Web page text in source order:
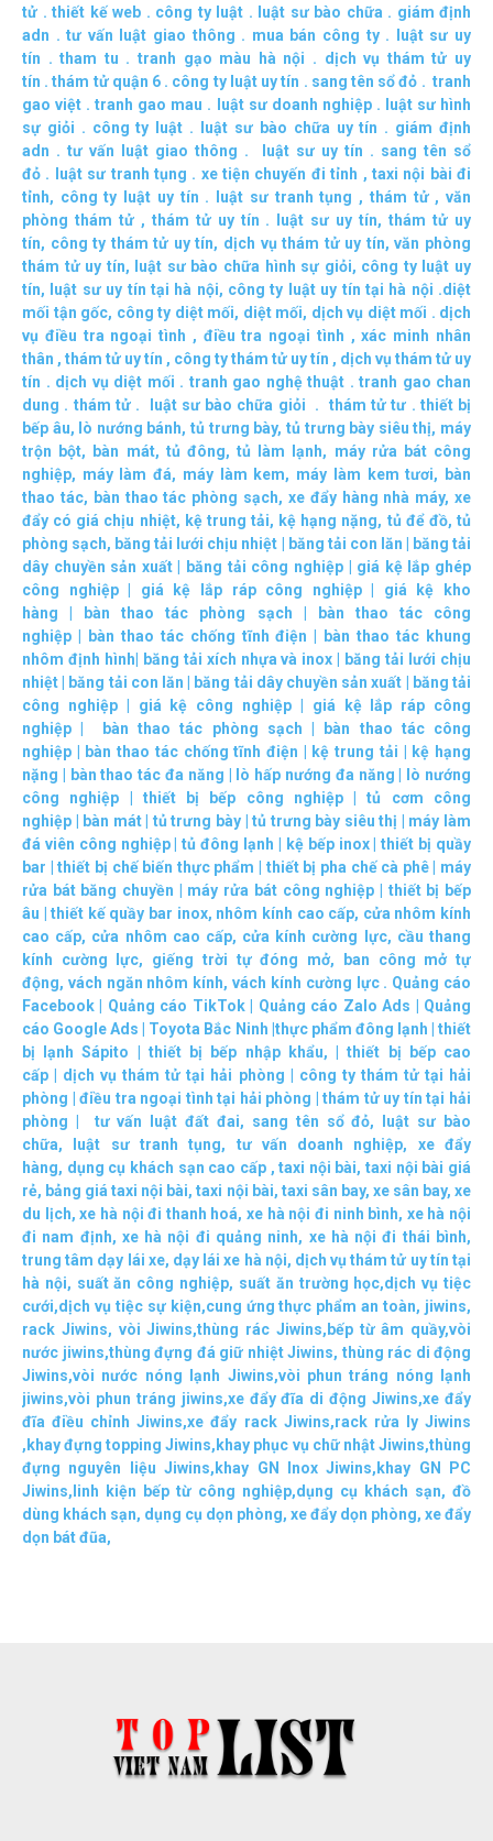
tử . thiết kế web . công ty luật . luật sư bào chữa . giám định
adn .tư vấn luật giao thông . mua bán công ty.
luật sư uy
tín .tham tu .tranh gạo màu hà nội . dịch vụ thám tử uy
tín .thám tử quận 6 . công ty luật uy tín . sang tên sổ đỏ .tranh
gao việt .tranh gao mau . luật sư doanh nghiệp.
luật sư hình
sự giỏi . công ty luật . luật sư bào chữa uy tín . giám định
adn . tư vấn luật giao thông . luật sư uy tín . sang tên sổ
đỏ . luật sư tranh tụng . xe tiện chuyến đi tỉnh , taxi nội bài đi
tỉnh, công ty luật uy tín . luật sư tranh tụng , thám tử,văn
phòng thám tử, thám tử uy tín . luật sư uy tín,thám tử uy
tín, công ty thám tử uy tín, dịch vụ thám tử uy tín,văn phòng
thám tử uy tín, luật sư bào chữa hình sự giỏi, công ty luật uy
tín, luật sư uy tín tại hà nội, công ty luật uy tín tại hà nội .diệt
mối tận gốc, công ty diệt mối, diệt mối, dịch vụ diệt mối . dịch
vụ điều tra ngoại tình , điều tra ngoại tình ,xác minh nhân
thân , thám tử uy tín , công ty thám tử uy tín , dịch vụ thám tử uy
tín . dịch vụ diệt mối . tranh gao nghệ thuật . tranh gao chan
dung . thám tử. luật sư bào chữa giỏi . thám tử tư . thiết bị
bếp âu, lò nướng bánh,tủ trưng bày, tủ trưng bày siêu thị, máy
trộn bột, bàn mát, tủ đông,tủ làm lạnh, máy rửa bát công
nghiệp, máy làm đá, máy làm kem, máy làm kem tươi, bàn
thao tác, bàn thao tác phòng sạch, xe đẩy hàng nhà máy,xe
đẩy có giá chịu nhiệt, kệ trung tải, kệ hạng nặng, tủ để đồ,tủ
phòng sạch, băng tải lưới chịu nhiệt băng tải con lăn
băng tải
dây chuyền sản xuất| băng tải công nghiệp| giá kệ lắp ghép
công nghiệp| giá kệ lắp ráp công nghiệp| giá kệ kho
hàng
bàn thao tác phòng sạch
bàn thao tác công
nghiệp
bàn thao tác chống tĩnh điện
bàn thao tác khung
nhôm định hình
băng tải xích nhựa và inox
băng tải lưới chịu
nhiệt
băng tải con lăn băng tải dây chuyền sản xuất
băng tải
công nghiệp| giá kệ công nghiệp
giá kệ lắp ráp công
nghiệp
bàn thao tác phòng sạch
bàn thao tác công
nghiệp
bàn thao tác chống tĩnh điện kệ trung tải
kệ hạng
nặng
bàn thao tác đa năng lò hấp nướng đa năng
lò nướng
công nghiệp
thiết bị bếp công nghiệp|tủ cơm công
nghiệp
bàn mát| tủ trưng bày|tủ trưng bày siêu thị
máy làm
đá viên công nghiệp|tủ đông lạnh kệ bếp inox|thiết bị quầy
bar |thiết bị chế biến thực phẩm thiết bị pha chế cà phê| máy
rửa bát băng chuyền
máy rửa bát công nghiệp
thiết bị bếp
âu |thiết kế quầy bar inox, nhôm kính cao cấp, cửa nhôm kính
cao cấp, cửa nhôm cao cấp, cửa kính cường lực, cầu thang
kính cường lực, giếng trời tự đóng mở,
ban công mở tự
động, vách ngăn nhôm kính,vách kính cường lực. Quảng cáo
Facebook
Quảng cáo TikTok| Quảng cáo Zalo Ads
Quảng
cáo Google Ads
Toyota Bắc Ninh | thực phẩm đông lạnh |thiết
bị lạnh Sápito
thiết bị bếp nhập khẩu, |thiết bị bếp cao
cấp
dịch vụ thám tử tại hải phòng
công ty thám tử tại hải
phòng |điều tra ngoại tình tại hải phòng |thám tử uy tín tại hải
phòng
tư vấn luật đất đai, sang tên sổ đỏ,
luật sư bào
chữa, luật sư tranh tụng, tư vấn doanh nghiệp, xe đẩy
hàng, dụng cụ khách sạn cao cấp,taxi nội bài,taxi nội bài giá
rẻ, bảng giá taxi nội bài,taxi nội bài, taxi sân bay, xe sân bay,xe
du lịch,xe hà nội đi thanh hoá, xe hà nội đi ninh bình, xe hà nội
đi nam định, xe hà nội đi quảng ninh, xe hà nội đi thái bình,
trung tâm dạy lái xe, dạy lái xe hà nội, dịch vụ thám tử uy tín tại
hà nội, suất ăn công nghiệp, suất ăn trường học,dịch vụ tiệc
cưới,dịch vụ tiệc sự kiện,cung ứng thực phẩm an toàn, jiwins,
rack Jiwins, vòi Jiwins,thùng rác Jiwins,bếp từ âm quầy,vòi
nước jiwins,thùng đựng đá giữ nhiệt Jiwins, thùng rác di động
Jiwins,vòi nước nóng lạnh Jiwins,vòi phun tráng nóng lạnh
jiwins,vòi phun tráng jiwins,xe đẩy đĩa di động Jiwins,xe đẩy
đĩa điều chỉnh Jiwins,xe đẩy rack Jiwins,rack rửa ly Jiwins
, khay đựng topping Jiwins, khay phục vụ chữ nhật Jiwins,thùng
đựng nguyên liệu Jiwins, khay GN Inox Jiwins, khay GN PC
Jiwins, linh kiện bếp từ công nghiệp,dụng cụ khách sạn, đồ
dùng khách sạn, dụng cụ dọn phòng, xe đẩy dọn phòng, xe đẩy
dọn bát đũa,